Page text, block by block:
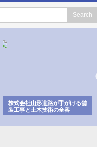
株式会社山形道路が手がける舗
装工事と土木技術の全容